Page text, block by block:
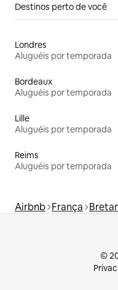
Destinos perto de você
Londres
Aluguéis por temporada
Bordeaux
Aluguéis por temporada
Lille
Aluguéis por temporada
Reims
Aluguéis por temporada
Airbnb França
©